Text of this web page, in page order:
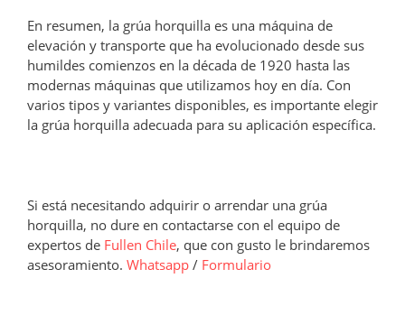
En resumen, la grúa horquilla es una máquina de
elevación y transporte que ha evolucionado desde sus
humildes comienzos en la década de 1920 hasta las
modernas máquinas que utilizamos hoy en día. Con
varios tipos y variantes disponibles, es importante elegir
la grúa horquilla adecuada para su aplicación específica.
Si está necesitando adquirir o arrendar una grúa
horquilla, no dure en contactarse con el equipo de
expertos de Fullen Chile, que con gusto le brindaremos
asesoramiento. Whatsapp / Formulario